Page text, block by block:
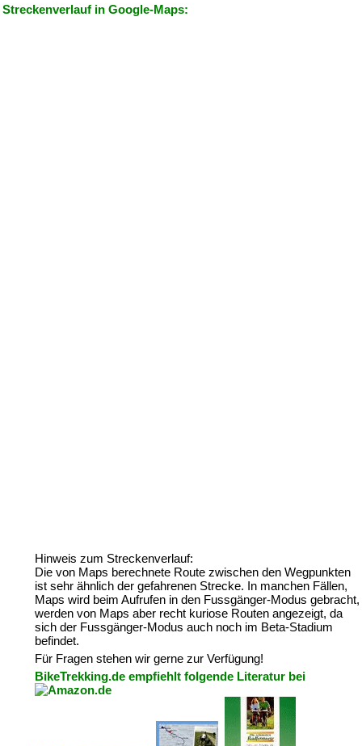
Streckenverlauf in Google-Maps:
Hinweis zum Streckenverlauf:
Die von Maps berechnete Route zwischen den Wegpunkten
ist sehr ähnlich der gefahrenen Strecke. In manchen Fällen,
Maps wird beim Aufrufen in den Fussgänger-Modus gebracht,
werden von Maps aber recht kuriose Routen angezeigt, da
sich der Fussgänger-Modus auch noch im Beta-Stadium
befindet.
Für Fragen stehen wir gerne zur Verfügung!
BikeTrekking.de empfiehlt folgende Literatur bei